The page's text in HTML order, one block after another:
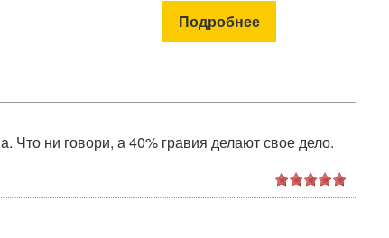
Подробнее
Что ни говори, а 40% гравия делают свое дело.